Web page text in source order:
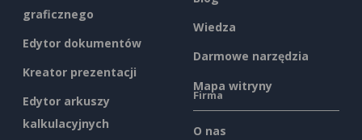
graficznego
Edytor dokumentów
Kreator prezentacji
Edytor arkuszy
kalkulacyjnych
Wiedza
Darmowe narzędzia
Mapa witryny
Firma
O nas